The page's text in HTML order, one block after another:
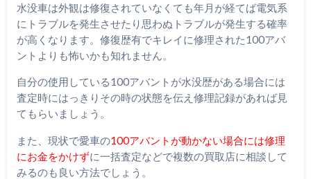
水没車は外観は修復されていなくても年月が経てば電気系
にトラブルを発生させたり思わぬトラブルが発生する確率
が高くなります。修復歴有でキレイに修理された100アバ
ントよりも怖いかも知れません。
自分の使用している100アバントが水没歴がある場合には
査定時にはっきりその時の状態を伝え修理記録があれば見
てもらいましょう。
また、現状で愛車の100アバントが動かない場合には修理
にお金をかけずに一括査定などで複数の買取店に相談して
みるのも良い方法でしょう。